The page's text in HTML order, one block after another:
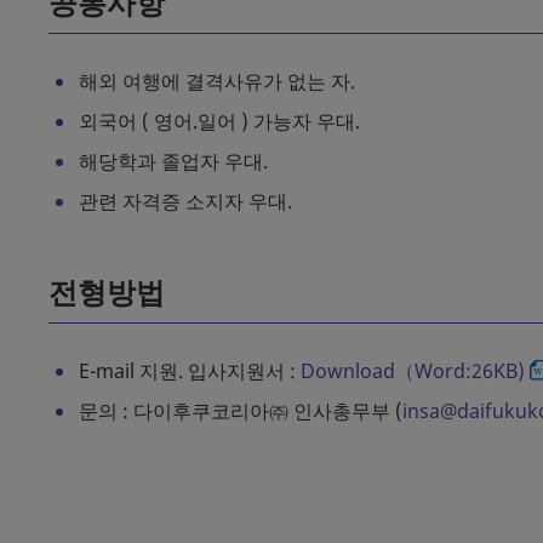
해외 여행에 결격사유가 없는 자.
외국어 ( 영어.일어 ) 가능자 우대.
해당학과 졸업자 우대.
관련 자격증 소지자 우대.
전형방법
E-mail 지원. 입사지원서 : Download（Word:26KB)
문의 : 다이후쿠코리아㈜ 인사총무부 (